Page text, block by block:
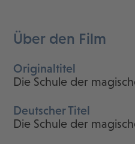
Über den Film
Originaltitel
Die Schule der
Deutscher Titel
Die Schule der